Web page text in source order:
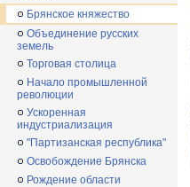
Брянское княжество
Объединение русских
земель
Торговая столица
Начало промышленной
революции
Ускоренная
индустриализация
"Партизанская республика"
Освобождение Брянска
Рождение области